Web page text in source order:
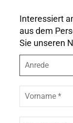
Interessiert
aus dem
Sie unseren
r
e
e
r
n